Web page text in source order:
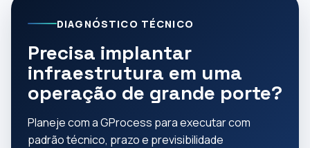
DIAGNÓSTICO TÉCNICO
Precisa implantar
infraestrutura em uma
operação de grande porte?
Planeje com a GProcess para executar com
padrão técnico, prazo e previsibilidade